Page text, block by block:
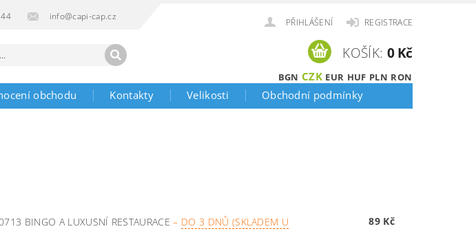
info@capi-cap.cz
PŘIHLÁŠENÍ REGISTRACE
BGN CZK EUR HUF PLN RON
KOŠÍK: 0 Kč
obchodu Kontakty Velikosti Obchodní podmínky
BINGO A LUXUSNÍ RESTAURACE– DO 3 DNŮ (SKLADEM U
89 Kč